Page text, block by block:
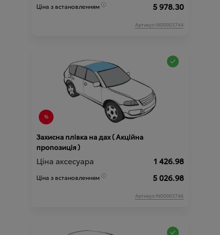
Ціна з встановленням 5 978.30
Артикул:N00003744
Захисна плівка на дах ( Акційна
пропозиція )
Ціна аксесуара 1 426.98
Ціна з встановленням 5 026.98
Артикул:N00003746